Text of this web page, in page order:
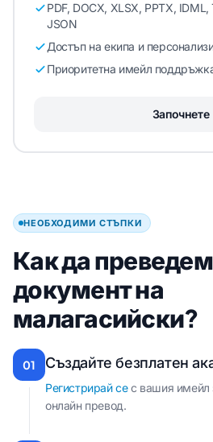
PDF, DOCX, XLSX, PPTX, IDML,
JSON
Достъп на екипа и
Приоритетна имейл
Започнете
НЕОБХОДИМИ СТЪПКИ
Как да преведем
документ на
малагасийски?
01 Създайте безплатен
Регистрирай сес вашия имейл
онлайн превод.